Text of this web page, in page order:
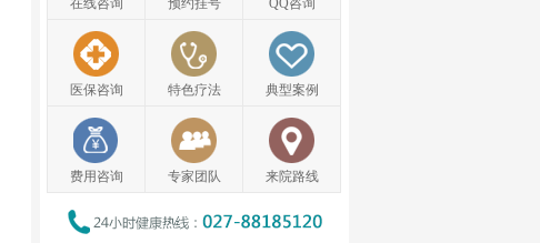
在线咨询 预约挂号 QQ咨询
医保咨询 特色疗法 典型案例
费用咨询 专家团队 来院路线